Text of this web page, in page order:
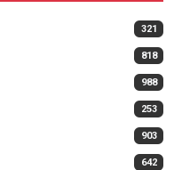
321
818
988
253
903
642